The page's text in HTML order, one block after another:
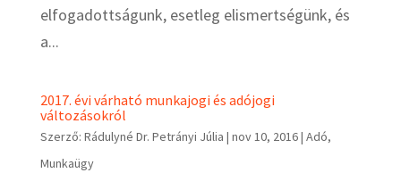
elfogadottságunk, esetleg elismertségünk, és
a...
2017. évi várható munkajogi és adójogi
változásokról
Szerző: Rádulyné Dr. Petrányi Júlia | nov 10, 2016| Adó,
Munkaügy